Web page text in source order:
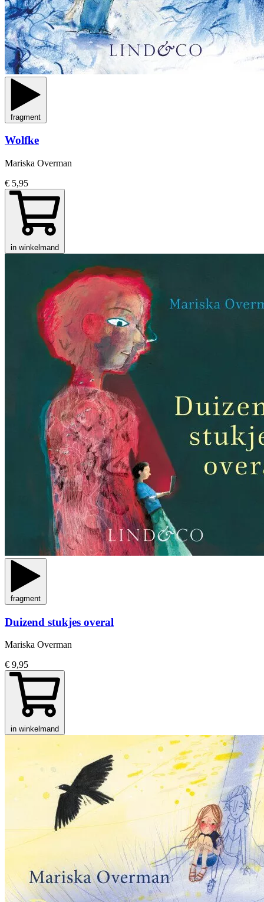
fragment
Wolfke
Mariska Overman
€ 5,95
in winkelmand
fragment
Duizend stukjes overal
Mariska Overman
€ 9,95
in winkelmand